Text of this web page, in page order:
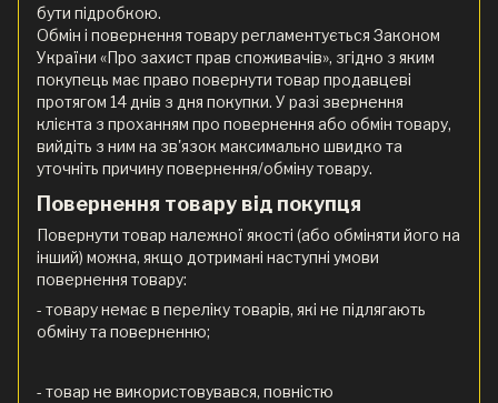
бути підробкою.
Обмін і повернення товару регламентується Законом
України «Про захист прав споживачів», згідно з яким
покупець має право повернути товар продавцеві
протягом 14 днів з дня покупки. У разі звернення
клієнта з проханням про повернення або обмін товару,
вийдіть з ним на зв'язок максимально швидко та
уточніть причину повернення/обміну товару.
Повернення товару від покупця
Повернути товар належної якості (або обміняти його на
інший) можна, якщо дотримані наступні умови
повернення товару:
- товару немає в переліку товарів, які не підлягають
обміну та поверненню;
- товар не використовувався, повністю